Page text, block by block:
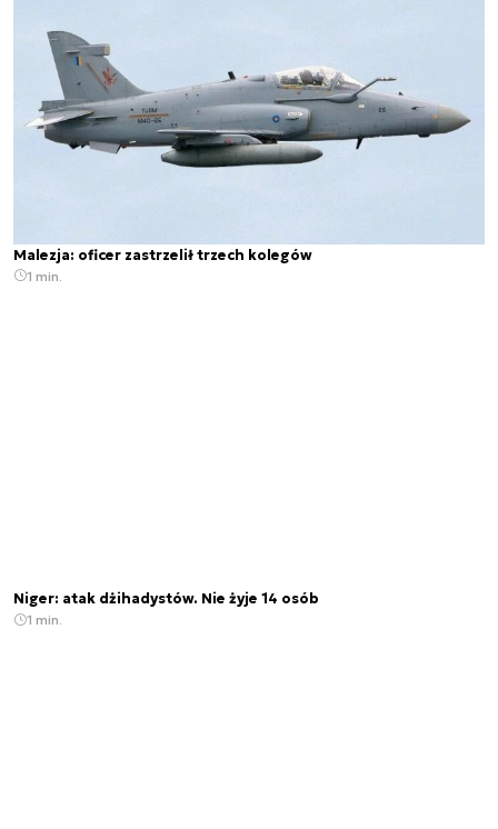
Malezja: oficer zastrzelił trzech kolegów
1 min.
Niger: atak dżihadystów. Nie żyje 14 osób
1 min.